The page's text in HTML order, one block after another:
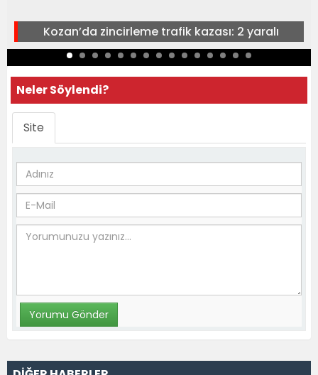
Kozan’da zincirleme trafik kazası: 2 yaralı
Neler Söylendi?
Site